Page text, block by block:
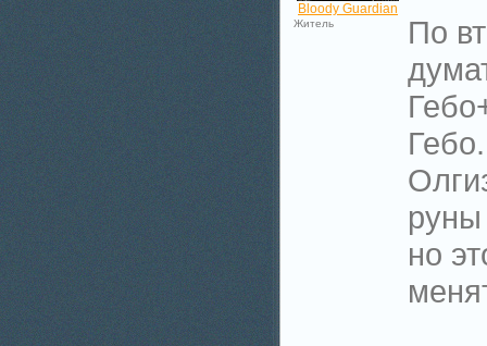
Bloody Guardian
Житель
По
но